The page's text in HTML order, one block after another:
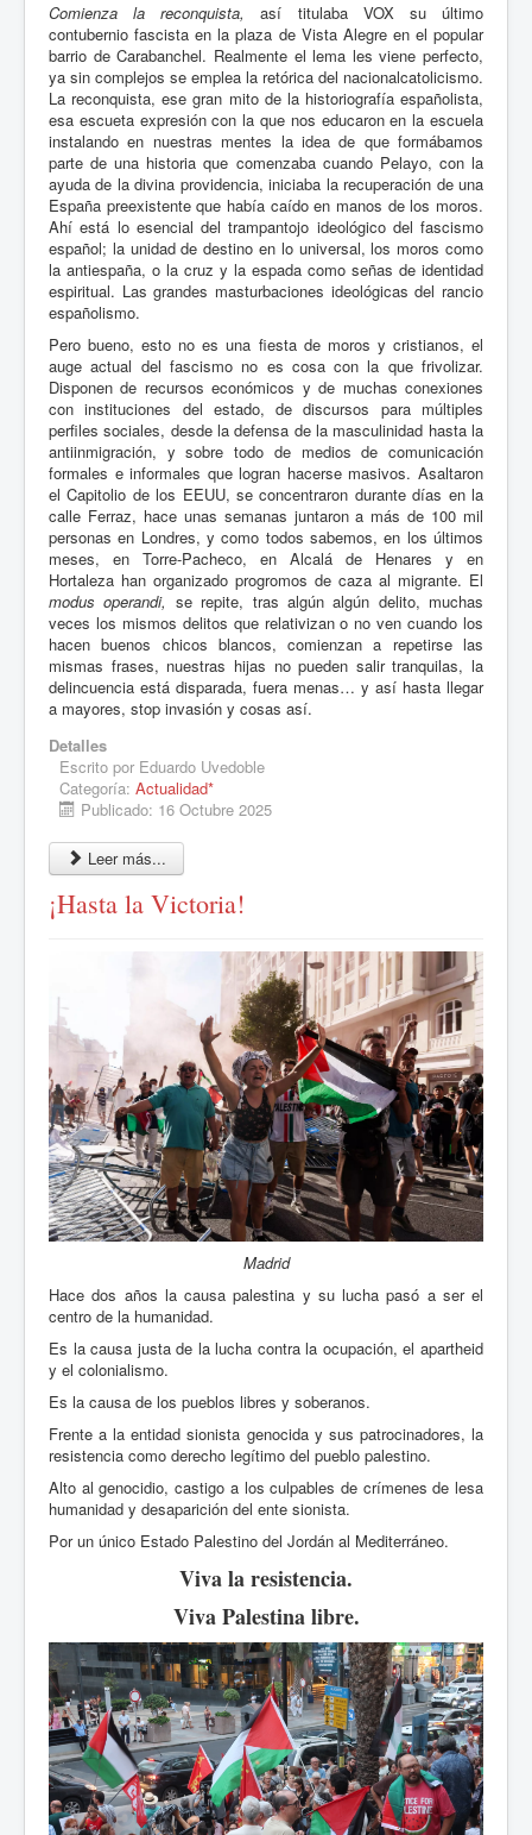
Comienza la reconquista,
así titulaba VOX su último
contubernio fascista en la plaza de Vista Alegre en el popular
barrio de Carabanchel. Realmente el lema les viene perfecto,
ya sin complejos se emplea la retórica del nacionalcatolicismo.
La reconquista, ese gran mito de la historiografía españolista,
esa escueta expresión con la que nos educaron en la escuela
instalando en nuestras mentes la idea de que formábamos
parte de una historia que comenzaba cuando Pelayo, con la
ayuda de la divina providencia, iniciaba la recuperación de una
España preexistente que había caído en manos de los moros.
Ahí está lo esencial del trampantojo ideológico del fascismo
español; la unidad de destino en lo universal, los moros como
la antiespaña, o la cruz y la espada como señas de identidad
espiritual. Las grandes masturbaciones ideológicas del rancio
españolismo.
Pero bueno, esto no es una fiesta de moros y cristianos, el
auge actual del fascismo no es cosa con la que frivolizar.
Disponen de recursos económicos y de muchas conexiones
con instituciones del estado, de discursos para múltiples
perfiles sociales, desde la defensa de la masculinidad hasta la
antiinmigración, y sobre todo de medios de comunicación
formales e informales que logran hacerse masivos. Asaltaron
el Capitolio de los EEUU, se concentraron durante días en la
calle Ferraz, hace unas semanas juntaron a más de 100 mil
personas en Londres, y como todos sabemos, en los últimos
meses, en Torre-Pacheco, en Alcalá de Henares y en
Hortaleza han organizado progromos de caza al migrante. El
modus operandi, se repite, tras algún algún delito, muchas
veces los mismos delitos que relativizan o no ven cuando los
hacen buenos chicos blancos, comienzan a repetirse las
mismas frases, nuestras hijas no pueden salir tranquilas, la
delincuencia está disparada, fuera menas… y así hasta llegar
a mayores, stop invasión y cosas así.
Detalles
Escrito por Eduardo Uvedoble
Categoría: Actualidad*
Publicado: 16 Octubre 2025
Leer más...
¡Hasta la Victoria!
Madrid
Hace dos años la causa palestina y su lucha pasó a ser el
centro de la humanidad.
Es la causa justa de la lucha contra la ocupación, el apartheid
y el colonialismo.
Es la causa de los pueblos libres y soberanos.
Frente a la entidad sionista genocida y sus patrocinadores, la
resistencia como derecho legítimo del pueblo palestino.
Alto al genocidio, castigo a los culpables de crímenes de lesa
humanidad y desaparición del ente sionista.
Por un único Estado Palestino del Jordán al Mediterráneo.
Viva la resistencia.
Viva Palestina libre.